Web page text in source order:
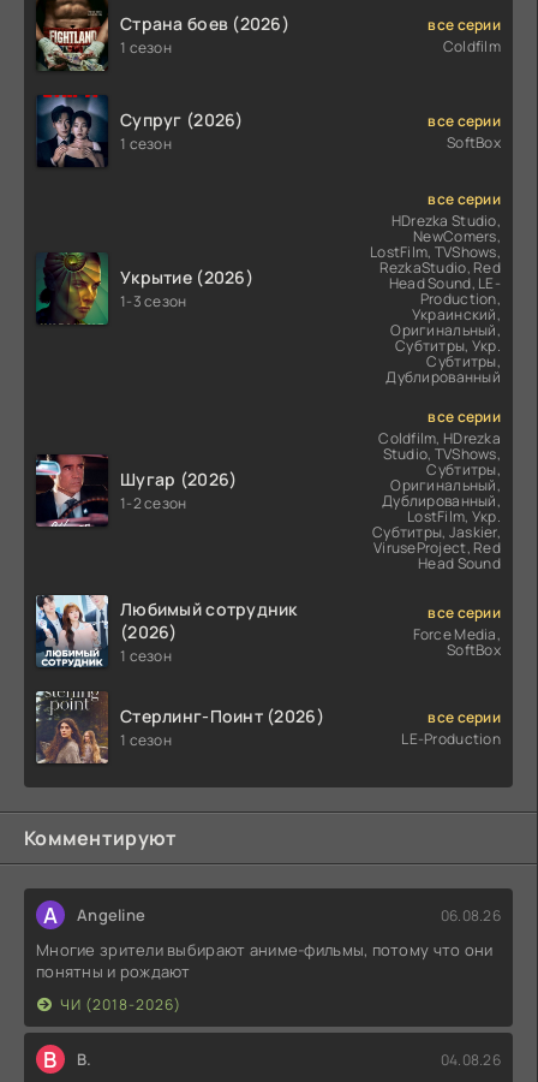
Страна боев (2026)
1 сезон
все серии
Coldfilm
Супруг (2026)
1 сезон
все серии
SoftBox
Укрытие (2026)
1-3 сезон
все серии
HDrezka Studio,
NewComers,
LostFilm, TVShows,
RezkaStudio, Red
Head Sound, LE-
Production,
Украинский,
Оригинальный,
Субтитры, Укр.
Субтитры,
Дублированный
Шугар (2026)
1-2 сезон
все серии
Coldfilm, HDrezka
Studio, TVShows,
Субтитры,
Оригинальный,
Дублированный,
LostFilm, Укр.
Субтитры, Jaskier,
ViruseProject, Red
Head Sound
Любимый сотрудник
(2026)
1 сезон
все серии
Force Media,
SoftBox
Стерлинг-Поинт (2026)
1 сезон
все серии
LE-Production
Комментируют
A Angeline 06.08.26
Многие зрители выбирают аниме-фильмы, потому что они
понятны и рождают
ЧИ (2018-2026)
В В. 04.08.26